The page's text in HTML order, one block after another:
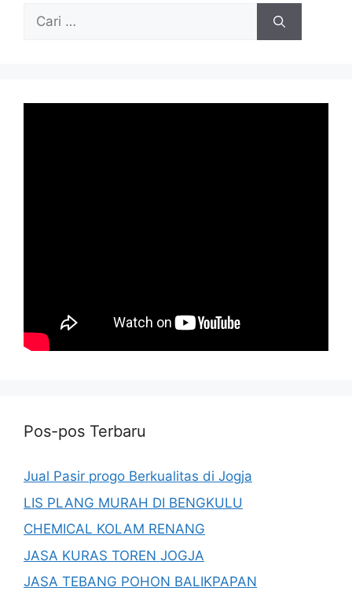
Cari
Pos-pos Terbaru
Jual Pasir progo Berkualitas di Jogja
LIS PLANG MURAH DI BENGKULU
CHEMICAL KOLAM RENANG
JASA KURAS TOREN JOGJA
JASA TEBANG POHON BALIKPAPAN